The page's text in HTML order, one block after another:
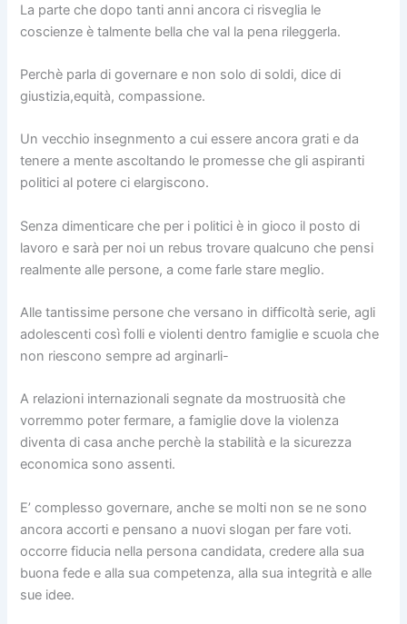
La parte che dopo tanti anni ancora ci risveglia le
coscienze è talmente bella che val la pena rileggerla.
Perchè parla di governare e non solo di soldi, dice di
giustizia,equità, compassione.
Un vecchio insegnmento a cui essere ancora grati e da
tenere a mente ascoltando le promesse che gli aspiranti
politici al potere ci elargiscono.
Senza dimenticare che per i politici è in gioco il posto di
lavoro e sarà per noi un rebus trovare qualcuno che pensi
realmente alle persone, a come farle stare meglio.
Alle tantissime persone che versano in difficoltà serie, agli
adolescenti così folli e violenti dentro famiglie e scuola che
non riescono sempre ad arginarli-
A relazioni internazionali segnate da mostruosità che
vorremmo poter fermare, a famiglie dove la violenza
diventa di casa anche perchè la stabilità e la sicurezza
economica sono assenti.
E’ complesso governare, anche se molti non se ne sono
ancora accorti e pensano a nuovi slogan per fare voti.
occorre fiducia nella persona candidata, credere alla sua
buona fede e alla sua competenza, alla sua integrità e alle
sue idee.